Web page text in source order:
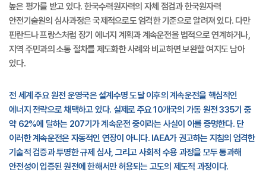
높은 평가를 받고 있다. 한국수력원자력의 자체 점검과 한국원자력
안전기술원의 심사과정은 국제적으로도 엄격한 기준으로 알려져 있다. 다만
핀란드나 프랑스처럼 장기 에너지 계획과 계속운전을 법적으로 연계하거나,
지역 주민과의 소통 절차를 제도화한 사례와 비교하면 보완할 여지도 남아
있다.
전 세계 주요 원전 운영국은 설계수명 도달 이후의 계속운전을 핵심적인
에너지 전략으로 채택하고 있다. 실제로 주요 10개국의 가동 원전 335기 중
약 62%에 달하는 207기가 계속운전 중이라는 사실이 이를 증명한다. 단
이러한 계속운전은 자동적인 연장이 아니다. IAEA가 권고하는 지침의 엄격한
기술적 검증과 투명한 규제 심사, 그리고 사회적 수용 과정을 모두 통과해
안전성이 입증된 원전에 한해서만 허용되는 고도의 제도적 과정이다.